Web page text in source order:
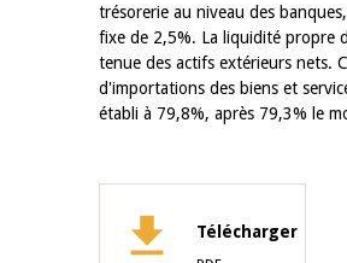
trésorerie au niveau des
fixe de 2,5%. La liquidité propre
tenue des actifs extérieurs nets.
d'importations des biens et
établi à 79,8%, après 79,3% le
Télécharger